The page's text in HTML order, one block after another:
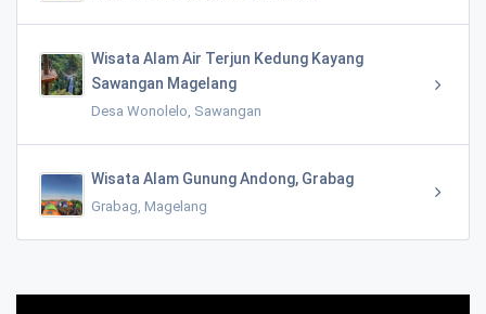
Wisata Alam Air Terjun Kedung Kayang
Sawangan Magelang
Desa Wonolelo, Sawangan
Wisata Alam Gunung Andong, Grabag
Grabag, Magelang